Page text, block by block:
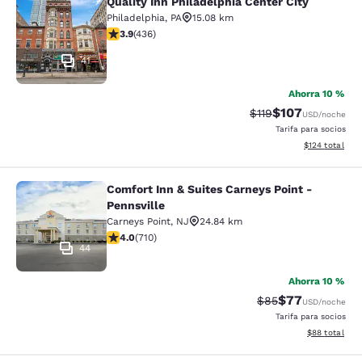
Quality Inn Philadelphia Center City
41
Philadelphia, PA
15.08 km
Calificación de 3.87 estrellas. Bueno. 436 reseñas
3.9(436)
Ahorra 10 %
Tarifa tachada:
$119Tarifa reducida:
$107USD/noche
Tarifa para socios
Ver detalles
$124 total
Comfort Inn & Suites Carneys
44
Comfort Inn & Suites Carneys Point -
Pennsville
Carneys Point, NJ
24.84 km
Calificación de 4 estrellas. Muy bueno. 710 reseñas
4.0(710)
Ahorra 10 %
Tarifa tachada:
$85Tarifa
$77USD/noche
Tarifa para socios
Ver detalles
$88 total